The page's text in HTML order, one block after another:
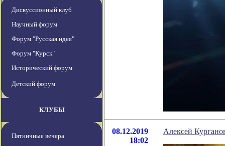
Дискуссионный клуб
Научный форум
Форум "Русская идея"
Форум "Курск"
Исторический форум
Детский форум
КЛУБЫ
Пятничные вечера
08.12.2019
18:02
Алексей